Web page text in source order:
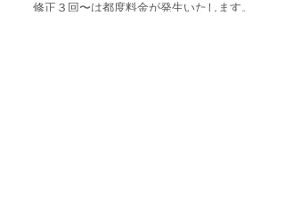
​修正３回〜は都度料金が発生いたします。